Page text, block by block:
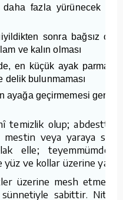
fazla yürünecek
sonra bağsız
ve kalın olması
en küçük ayak
delik bulunmaması
ayağa geçirmemesi gerekir.
temizlik olup; abdestte
veya yaraya
elle; teyemmümde
ve kollar üzerine
üzerine mesh etmek
sünnetiyle sabittir.